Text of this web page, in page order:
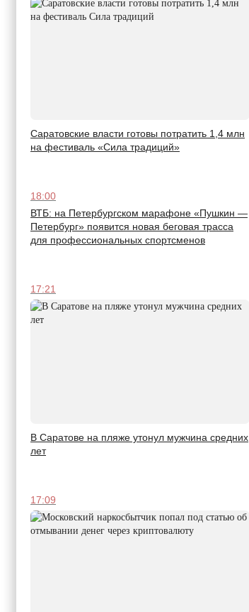
Саратовские власти готовы потратить 1,4 млн
на фестиваль «Сила традиций»
18:00
ВТБ: на Петербургском марафоне «Пушкин —
Петербург» появится новая беговая трасса
для профессиональных спортсменов
17:21
В Саратове на пляже утонул мужчина средних
лет
17:09